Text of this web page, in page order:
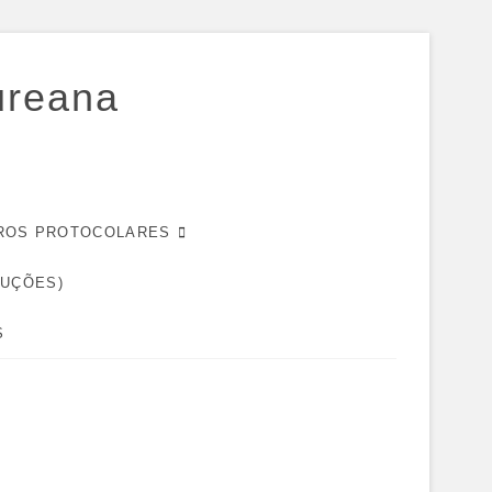
PROTOCOLARES